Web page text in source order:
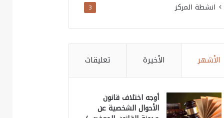
انشطة المركز 3
الأشهر الأخيرة تعليقات
أوجه اختلاف قانون
الأحوال الشخصية عن